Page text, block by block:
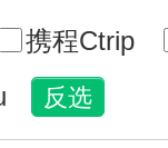
携程Ctrip